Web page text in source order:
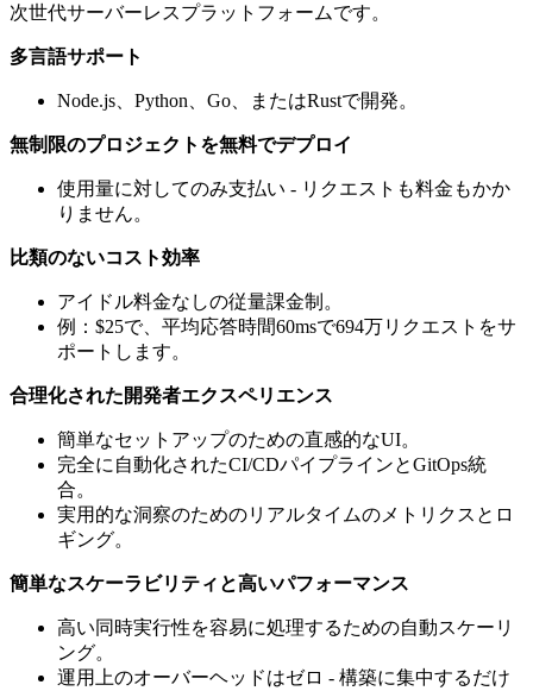
次世代サーバーレスプラットフォームです。
多言語サポート
Node.js、Python、Go、またはRustで開発。
無制限のプロジェクトを無料でデプロイ
使用量に対してのみ支払い - リクエストも料金もかか
りません。
比類のないコスト効率
アイドル料金なしの従量課金制。
例：$25で、平均応答時間60msで694万リクエストをサ
ポートします。
合理化された開発者エクスペリエンス
簡単なセットアップのための直感的なUI。
完全に自動化されたCI/CDパイプラインとGitOps統
合。
実用的な洞察のためのリアルタイムのメトリクスとロ
ギング。
簡単なスケーラビリティと高いパフォーマンス
高い同時実行性を容易に処理するための自動スケーリ
ング。
運用上のオーバーヘッドはゼロ - 構築に集中するだけ